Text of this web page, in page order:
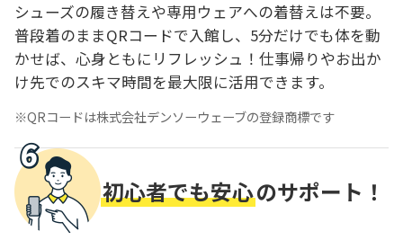
シューズの履き替えや専用ウェアへの着替えは不要。
普段着のままQRコードで入館し、5分だけでも体を動
かせば、心身ともにリフレッシュ！仕事帰りやお出か
け先でのスキマ時間を最大限に活用できます。
QRコードは株式会社デンソーウェーブの登録商標です
初心者でも安心のサポート！